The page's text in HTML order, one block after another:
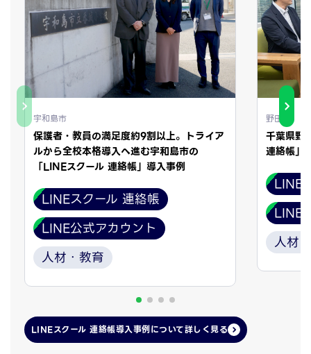
宇和島市
保護者・教員の満足度約9割以上。トライア
ルから全校本格導入へ進む宇和島市の
「LINEスクール 連絡帳」導入事例
LINEスクール 連絡帳
LINE公式アカウント
人材・教育
野田市
千葉県野
連絡帳」
LINE
LINE
人材
LINEスクール 連絡帳導入事例について詳しく見る